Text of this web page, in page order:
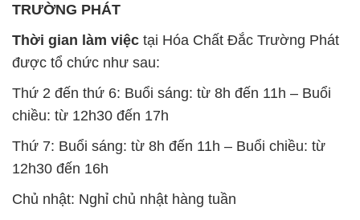
TRƯỜNG PHÁT
Thời gian làm việc tại Hóa Chất Đắc Trường Phát
được tổ chức như sau:
Thứ 2 đến thứ 6: Buổi sáng: từ 8h đến 11h – Buổi
chiều: từ 12h30 đến 17h
Thứ 7: Buổi sáng: từ 8h đến 11h – Buổi chiều: từ
12h30 đến 16h
Chủ nhật: Nghỉ chủ nhật hàng tuần